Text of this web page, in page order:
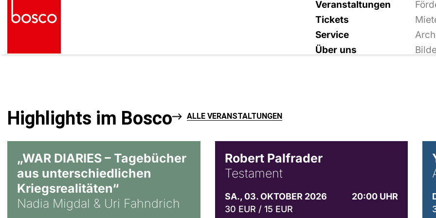
Veranstaltungen
Tickets
Service
Über uns
Highlights im Bosco ALLE VERANSTALTUNGEN
„WAR DIARIES – Tagebücher
aus unterschiedlichen
Kriegsrealitäten“
Nadia Migdal & Uri Fahndrich
Robert Palfrader
Testament
SA., 03. OKTOBER 2026
20:00 UHR
30 EUR / 15 EUR